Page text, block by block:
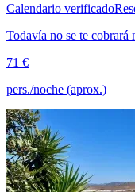
Calendario verificado
Todavía no se te cobrará
71 €
pers./noche (aprox.)